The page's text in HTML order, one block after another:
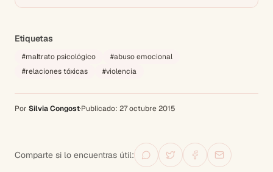
Etiquetas
#maltrato psicológico #abuso emocional
#relaciones tóxicas #violencia
Por Silvia Congost·Publicado: 27 octubre 2015
Comparte si lo encuentras útil: